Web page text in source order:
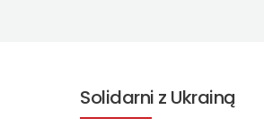
Solidarni z Ukrainą